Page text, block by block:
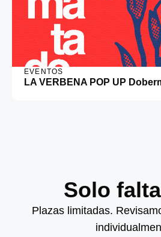
EVENTOS
LA VERBENA POP UP
Solo
Plazas limitadas.